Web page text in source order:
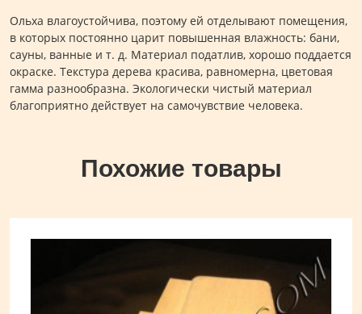
Ольха влагоустойчива, поэтому ей отделывают помещения,
в которых постоянно царит повышенная влажность: бани,
сауны, ванные и т. д. Материал податлив, хорошо поддается
окраске. Текстура дерева красива, равномерна, цветовая
гамма разнообразна. Экологически чистый материал
благоприятно действует на самочувствие человека.
Похожие товары